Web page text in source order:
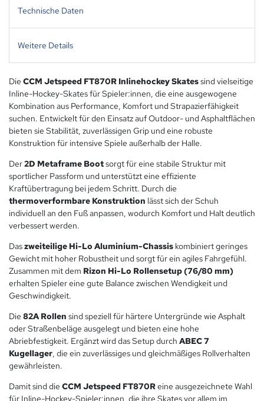
Technische Daten
Weitere Details
Die CCM Jetspeed FT870R Inlinehockey Skatessind vielseitige
Inline-Hockey-Skates für Spieler:innen, die eine ausgewogene
Kombination aus Performance, Komfort und Strapazierfähigkeit
suchen. Entwickelt für den Einsatz auf Outdoor- und Asphaltflächen
bieten sie Stabilität, zuverlässigen Grip und eine robuste
Konstruktion für intensive Spiele außerhalb der Halle.
Der2D Metaframe Bootsorgt für eine stabile Struktur mit
sportlicher Passform und unterstützt eine effiziente
Kraftübertragung bei jedem Schritt. Durch die
thermoverformbare Konstruktion lässt sich der Schuh
individuell an den Fuß anpassen, wodurch Komfort und Halt deutlich
verbessert werden.
Daszweiteilige Hi-Lo Aluminium-Chassis kombiniert geringes
Gewicht mit hoher Robustheit und sorgt für ein agiles Fahrgefühl.
Zusammen mit dem Rizon Hi-Lo Rollensetup (76/80 mm)
erhalten Spieler eine gute Balance zwischen Wendigkeit und
Geschwindigkeit.
Die 82A Rollen sind speziell für härtere Untergründe wie Asphalt
oder Straßenbeläge ausgelegt und bieten eine hohe
Abriebfestigkeit. Ergänzt wird das Setup durch ABEC 7
Kugellager, die ein zuverlässiges und gleichmäßiges Rollverhalten
gewährleisten.
Damit sind die CCM Jetspeed FT870Reine ausgezeichnete Wahl
für Inline-Hockey-Spieler:innen, die ihre Skates vor allem im